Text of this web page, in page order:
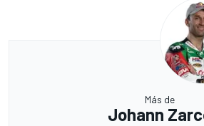
Más de
Johann